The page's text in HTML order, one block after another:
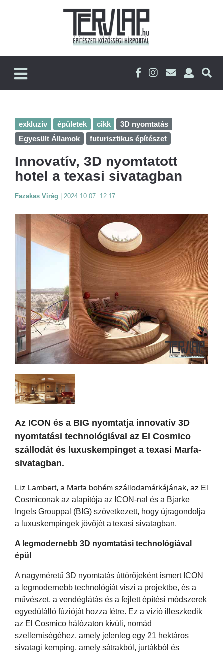
exkluzív épületek cikk
3D nyomtatás
Egyesült Államok
futurisztikus építészet
Innovatív, 3D nyomtatott
hotel a texasi sivatagban
Fazakas Virág 2024.10.07. 12:17
Az ICON és a BIG nyomtatja innovatív 3D
nyomtatási technológiával az El Cosmico
szállodát és luxuskempinget a texasi Marfa-
sivatagban.
Liz Lambert, a Marfa bohém szállodamárkájának, az El
Cosmiconak az alapítója az ICON-nal és a Bjarke
Ingels Grouppal (BIG) szövetkezett, hogy újragondolja
a luxuskempingek jövőjét a texasi sivatagban.
A legmodernebb 3D nyomtatási technológiával
épül
A nagyméretű 3D nyomtatás úttörőjeként ismert ICON
a legmodernebb technológiát viszi a projektbe, és a
művészet, a vendéglátás és a fejlett építési módszerek
egyedülálló fúzióját hozza létre. Ez a vízió illeszkedik
az El Cosmico hálózaton kívüli, nomád
szellemiségéhez, amely jelenleg egy 21 hektáros
sivatagi kemping, amely sátrakból, jurtákból és